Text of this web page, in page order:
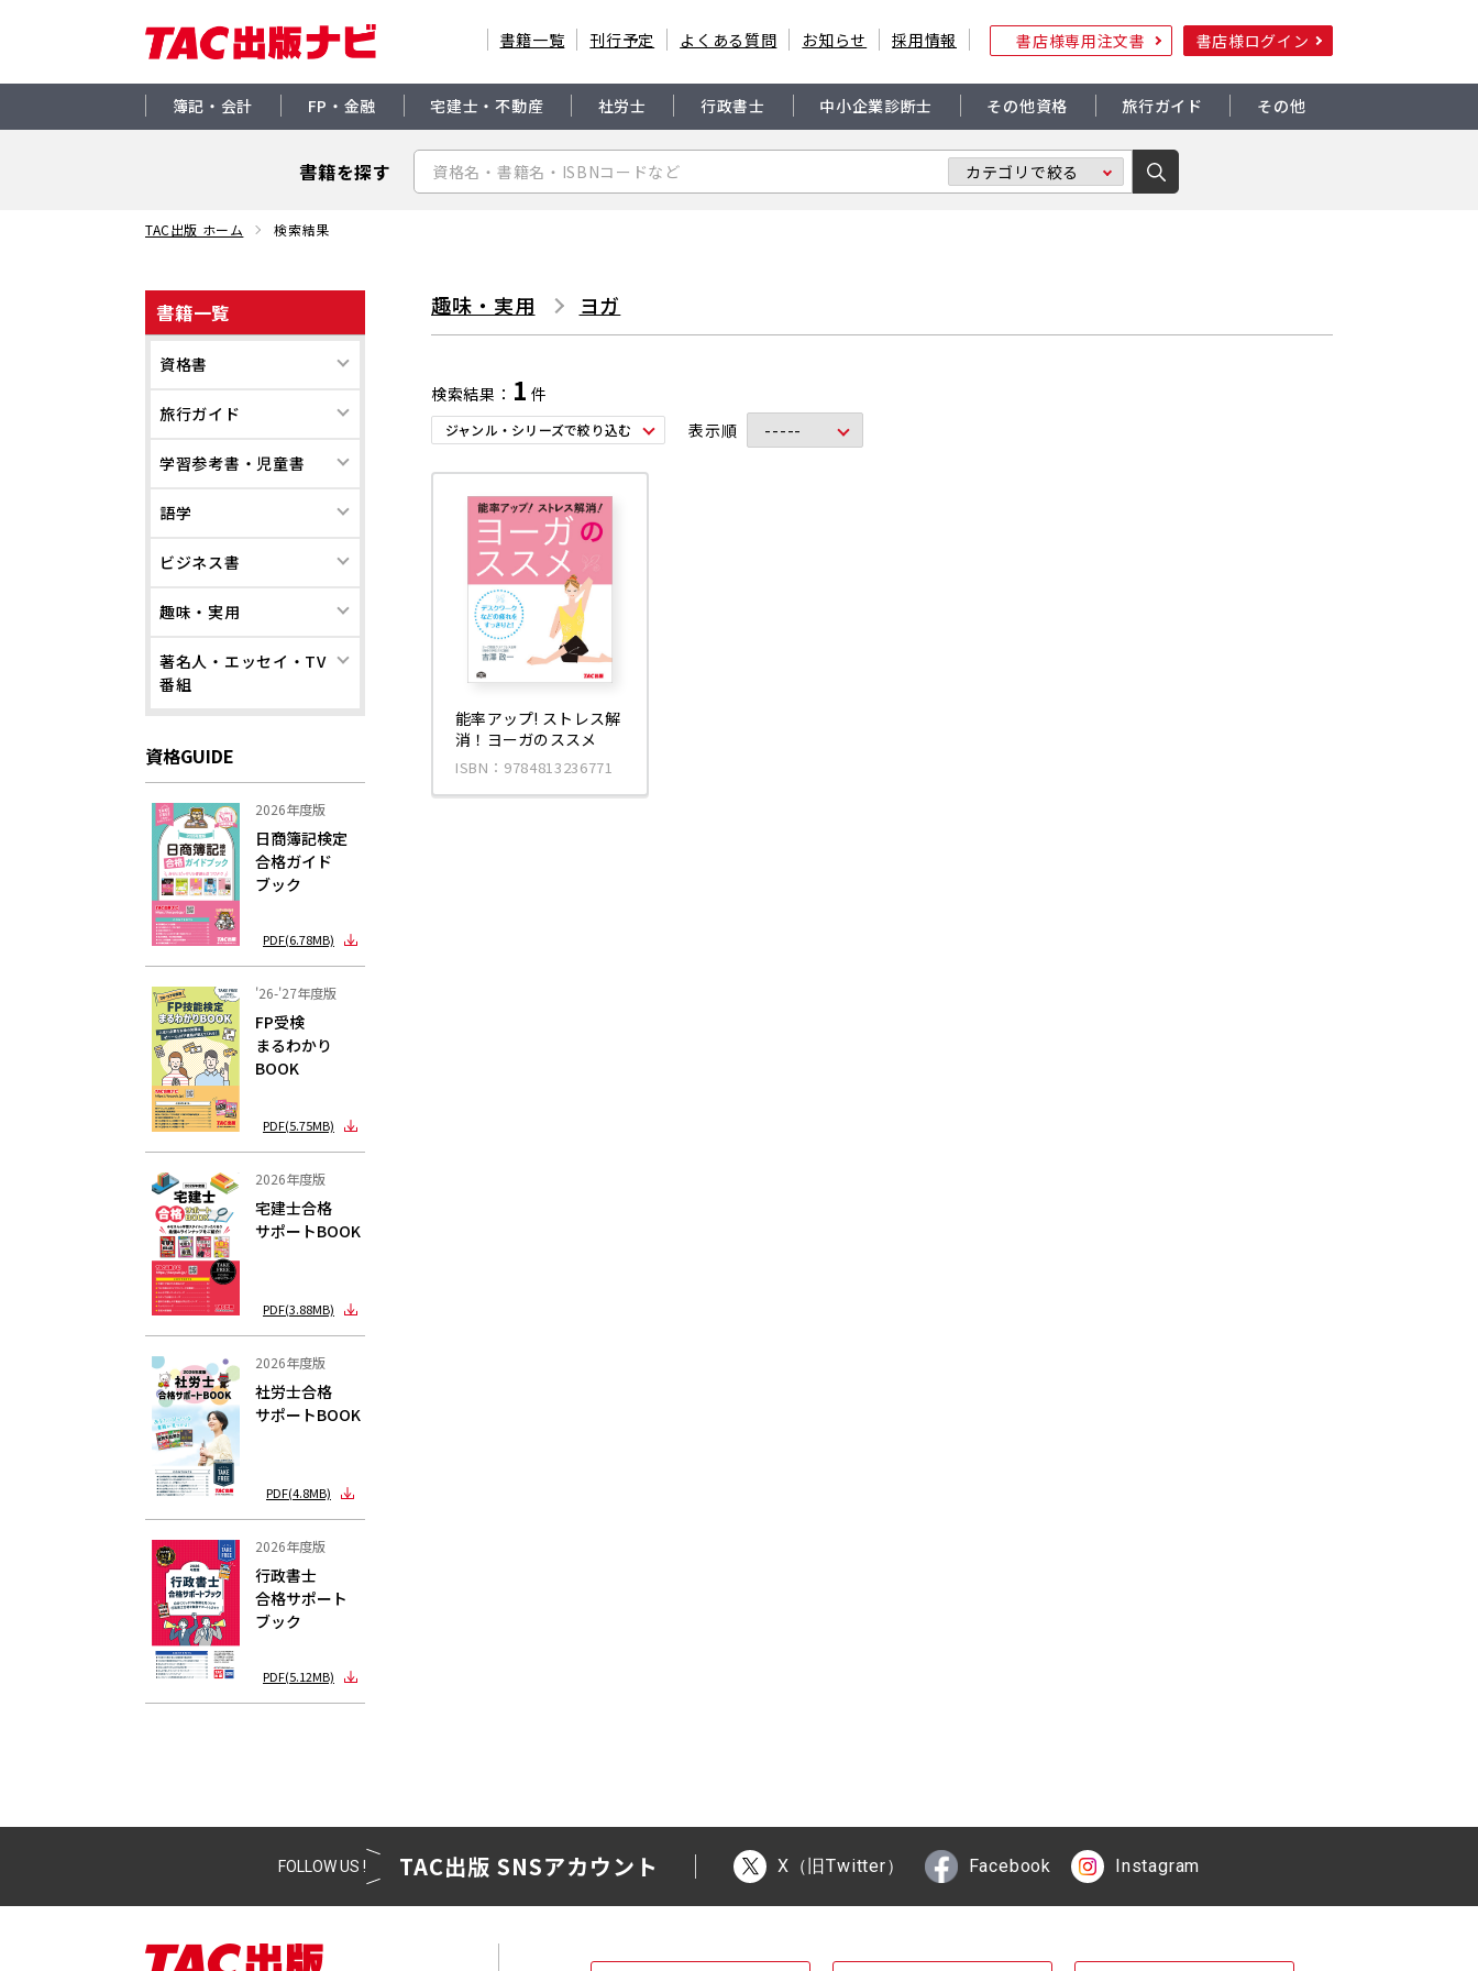
書籍一覧 刊行予定 よくある質問 お知らせ 採用情報 書店様専用注文書 書店様ログイン
簿記・会計 FP・金融 宅建士・不動産 社労士 行政書士 中小企業診断士 その他資格 旅行ガイド その他
書籍を探す
TAC出版 ホーム 検索結果
書籍一覧
資格書
旅行ガイド
学習参考書・児童書
語学
ビジネス書
趣味・実用
著名人・エッセイ・TV
番組
資格GUIDE
2026年度版
日商簿記検定
合格ガイド
ブック
PDF(6.78MB)
'26-'27年度版
FP受検
まるわかり
BOOK
PDF(5.75MB)
2026年度版
宅建士合格
サポートBOOK
PDF(3.88MB)
2026年度版
社労士合格
サポートBOOK
PDF(4.8MB)
2026年度版
行政書士
合格サポート
ブック
PDF(5.12MB)
趣味・実用 ヨガ
検索結果 1 件
ジャンル・シリーズで絞り込む 表示順
能率アップ! ストレス解
消！ヨーガのススメ
ISBN：9784813236771
FOLLOW US ! TAC出版 SNSアカウント X（旧Twitter） Facebook Instagram